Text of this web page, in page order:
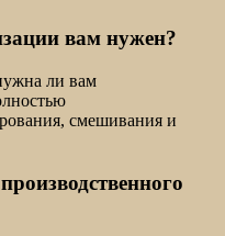
вам нужен?
ли вам
смешивания и